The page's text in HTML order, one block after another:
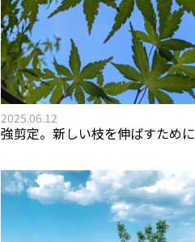
2025.06.12
強剪定。新しい枝を伸ばすために